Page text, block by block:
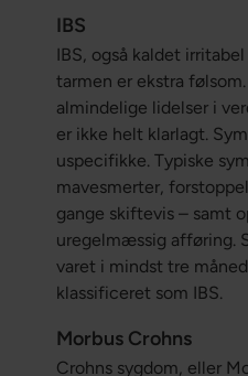
IBS
IBS, også kaldet
tarmen er ekstra
almindelige lidelser i
er ikke helt klarlagt.
uspecifikke. Typiske
mavesmerter,
gange skiftevis – samt
uregelmæssig afføring.
varet i mindst tre
klassificeret som IBS.
Morbus Crohns
Crohns sygdom, eller